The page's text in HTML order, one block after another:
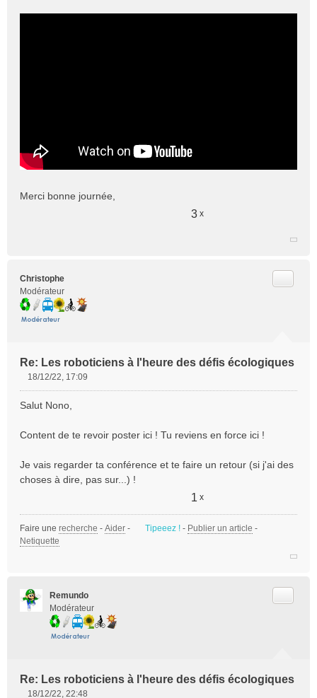
Merci bonne journée,
3 x
Christophe
Modérateur
Re: Les roboticiens à l'heure des défis écologiques
s
a
e
l
u
18/12/22, 17:09
Salut Nono,
Content de te revoir poster ici ! Tu reviens en force ici !
Je vais regarder ta conférence et te faire un retour (si j'ai des
choses à dire, pas sur...) !
1 x
Faire une recherche - Aider - Tipeeez ! - Publier un article -
Netiquette
Remundo
Modérateur
Re: Les roboticiens à l'heure des défis écologiques
18/12/22, 22:48